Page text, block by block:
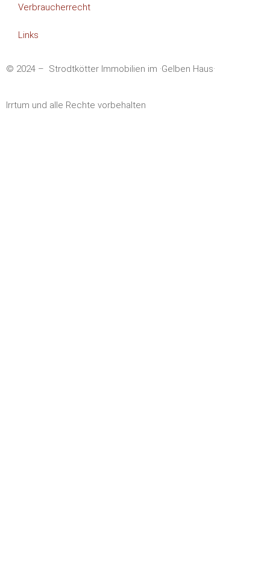
Verbraucherrecht
Links
© 2024 – Strodtkötter Immobilien im ·Gelben Haus·
Irrtum und alle Rechte vorbehalten